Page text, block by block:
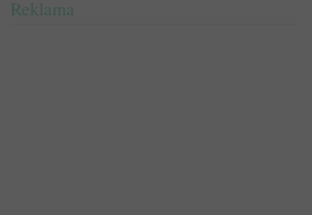
Reklama